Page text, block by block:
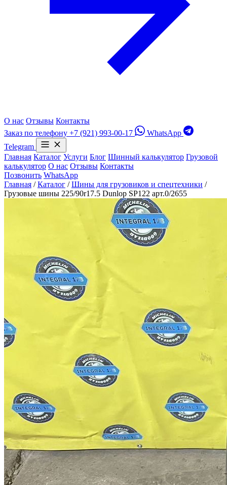
О нас Отзывы Контакты
Заказ по телефону +7 (921) 993-00-17
WhatsApp
Telegram
Главная Каталог Услуги Блог Шинный калькулятор Грузовой
калькулятор О нас Отзывы Контакты
Позвонить WhatsApp
Главная / Каталог / Шины для грузовиков и спецтехники /
Грузовые шины 225/90r17.5 Dunlop SP122 арт.0/2655